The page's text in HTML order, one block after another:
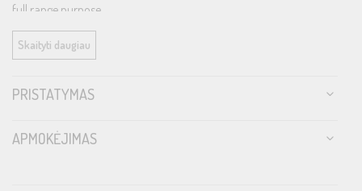
full range purpose.
Features and benefits
Skaityti daugiau
PRISTATYMAS
APMOKĖJIMAS